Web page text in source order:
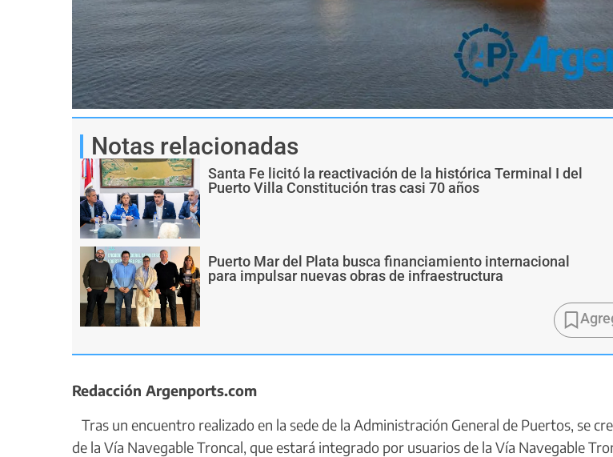
Notas relacionadas
Santa Fe licitó la reactivación de la histórica Terminal I del
Puerto Villa Constitución tras casi 70 años
Puerto Mar del Plata busca financiamiento internacional
para impulsar nuevas obras de infraestructura
Redacción Argenports.com
Tras un encuentro realizado en la sede de la Administración General de Puertos, se
de la Vía Navegable Troncal, que estará integrado por usuarios de la Vía Navegable